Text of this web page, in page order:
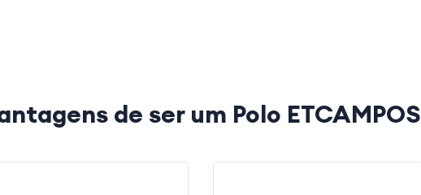
de ser um Polo ETCAMPOS